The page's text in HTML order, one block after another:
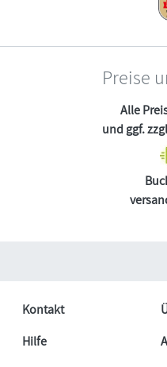
Preise
Alle
und ggf.
Kontakt
Hilfe